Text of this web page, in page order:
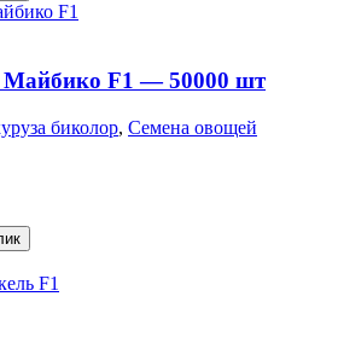
Майбико F1 — 50000 шт
биколор, Семена овощей